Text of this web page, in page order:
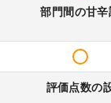
部門間の甘辛
評価点数の